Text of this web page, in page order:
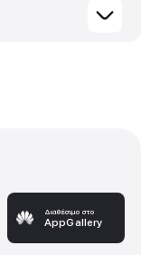
Διαθέσιμο στο
AppGallery